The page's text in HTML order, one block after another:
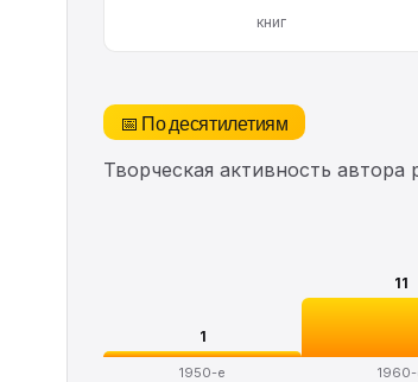
книг
📅 По десятилетиям
Творческая активность
1
1950-е
11